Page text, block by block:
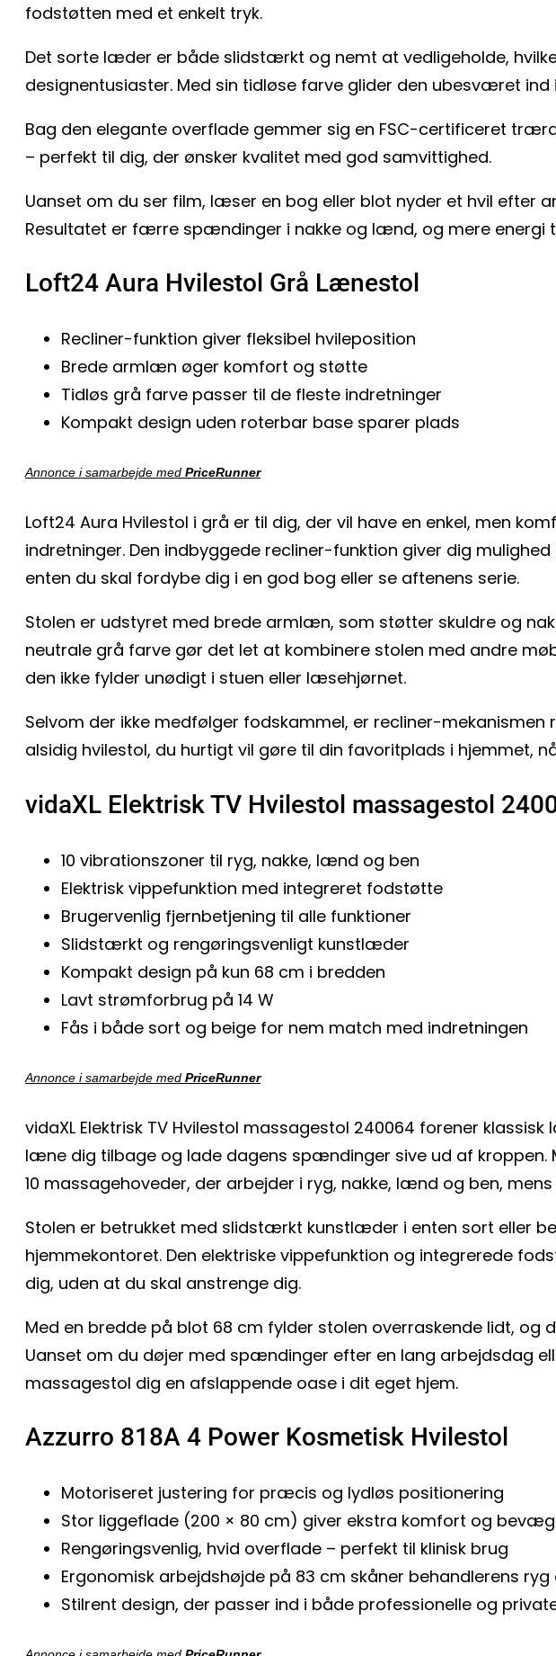
fodstøtten med et enkelt tryk.
Det sorte læder er både slidstærkt og nemt at vedligeholde,
designentusiaster. Med sin tidløse farve glider den ubesværet
Bag den elegante overflade gemmer sig en FSC-certificeret
– perfekt til dig, der ønsker kvalitet med god samvittighed.
Uanset om du ser film, læser en bog eller blot nyder et hvil efter
Resultatet er færre spændinger i nakke og lænd, og mere energi
Loft24 Aura Hvilestol Grå Lænestol
Recliner-funktion giver fleksibel hvileposition
Brede armlæn øger komfort og støtte
Tidløs grå farve passer til de fleste indretninger
Kompakt design uden roterbar base sparer plads
Annonce i samarbejde med PriceRunner
Loft24 Aura Hvilestol i grå er til dig, der vil have en enkel, men
indretninger. Den indbyggede recliner-funktion giver dig
enten du skal fordybe dig i en god bog eller se aftenens serie.
Stolen er udstyret med brede armlæn, som støtter skuldre og
neutrale grå farve gør det let at kombinere stolen med andre
den ikke fylder unødigt i stuen eller læsehjørnet.
Selvom der ikke medfølger fodskammel, er recliner-mekanismen
alsidig hvilestol, du hurtigt vil gøre til din favoritplads i hjemmet,
vidaXL Elektrisk TV Hvilestol massagestol
10 vibrationszoner til ryg, nakke, lænd og ben
Elektrisk vippefunktion med integreret fodstøtte
Brugervenlig fjernbetjening til alle funktioner
Slidstærkt og rengøringsvenligt kunstlæder
Kompakt design på kun 68 cm i bredden
Lavt strømforbrug på 14 W
Fås i både sort og beige for nem match med indretningen
Annonce i samarbejde med PriceRunner
vidaXL Elektrisk TV Hvilestol massagestol 240064 forener
læne dig tilbage og lade dagens spændinger sive ud af kroppen.
10 massagehoveder, der arbejder i ryg, nakke, lænd og ben,
Stolen er betrukket med slidstærkt kunstlæder i enten sort eller
hjemmekontoret. Den elektriske vippefunktion og integrerede
dig, uden at du skal anstrenge dig.
Med en bredde på blot 68 cm fylder stolen overraskende lidt, og
Uanset om du døjer med spændinger efter en lang arbejdsdag
massagestol dig en afslappende oase i dit eget hjem.
Azzurro 818A 4 Power Kosmetisk Hvilestol
Motoriseret justering for præcis og lydløs positionering
Stor liggeflade (200 × 80 cm) giver ekstra komfort og
Rengøringsvenlig, hvid overflade – perfekt til klinisk brug
Ergonomisk arbejdshøjde på 83 cm skåner behandlerens ryg
Stilrent design, der passer ind i både professionelle og